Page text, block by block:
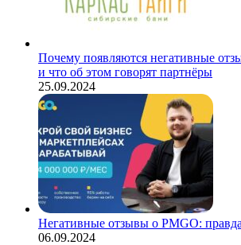
Почему появляются негативные
и что об этом говорят партнёры
25.09.2024
Негативные отзывы о PMGO:
06.09.2024